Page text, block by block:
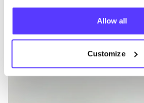
Allow all
Customize
Zapatos Zapatillas